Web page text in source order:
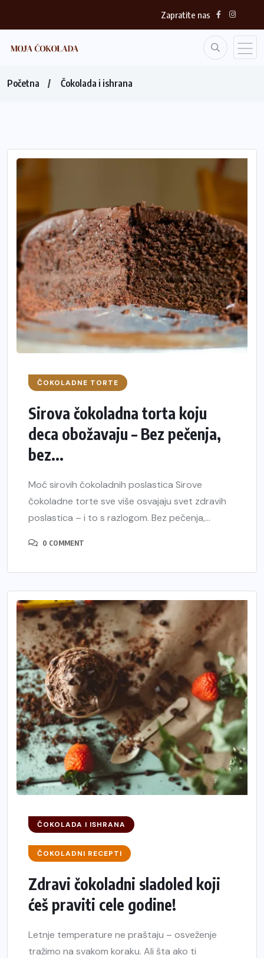
Zapratite nas
Početna Čokolada i ishrana
ČOKOLADNE TORTE
Sirova čokoladna torta koju
deca obožavaju – Bez pečenja,
bez...
Moć sirovih čokoladnih poslastica Sirove
čokoladne torte sve više osvajaju svet zdravih
poslastica – i to s razlogom. Bez pečenja,...
0 COMMENT
ČOKOLADA I ISHRANA
ČOKOLADNI RECEPTI
Zdravi čokoladni sladoled koji
ćeš praviti cele godine!
Letnje temperature ne praštaju – osveženje
tražimo na svakom koraku. Ali šta ako ti